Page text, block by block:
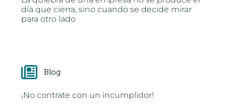
día que cierra, sino cuando se decide mirar
para otro lado
Blog
¡No contrate con un incumplidor!